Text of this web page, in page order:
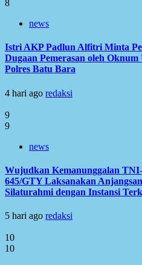
8
news
Istri AKP Padlun Alfitri Minta
Dugaan Pemerasan oleh
Polres Batu Bara
4 hari ago redaksi
9
9
news
Wujudkan Kemanunggalan
645/GTY Laksanakan
Silaturahmi dengan Instansi
5 hari ago redaksi
10
10